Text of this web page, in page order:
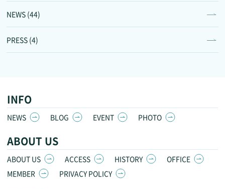
NEWS (44)
PRESS (4)
INFO
NEWS BLOG EVENT PHOTO
ABOUT US
ABOUT US ACCESS HISTORY
OFFICE
MEMBER
PRIVACY POLICY